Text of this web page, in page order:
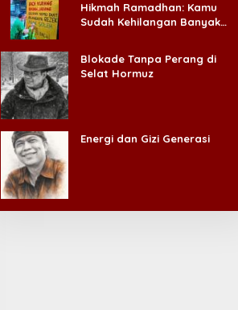
Hikmah Ramadhan: Kamu
Sudah Kehilangan Banyak
Blokade Tanpa Perang di
Selat Hormuz
Energi dan Gizi Generasi